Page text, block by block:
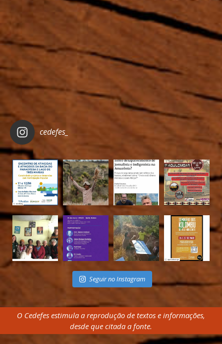
cedefes_
Seguir no Instagram
O Cedefes estimula a reprodução de textos e informações,
desde que citada a fonte.